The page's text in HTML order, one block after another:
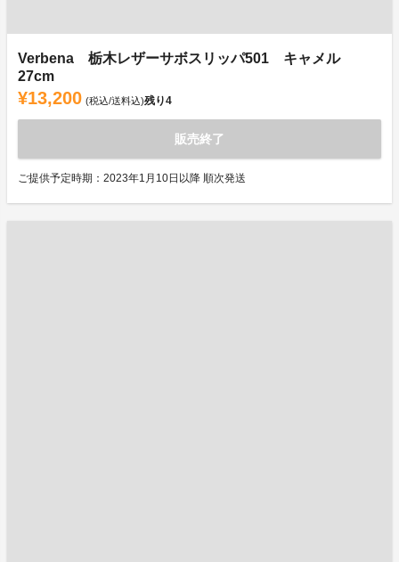
Verbena 栃木レザーサボスリッパ501 キャメル
27cm
¥13,200 (税込/送料込)残り4
販売終了
ご提供予定時期：2023年1月10日以降 順次発送